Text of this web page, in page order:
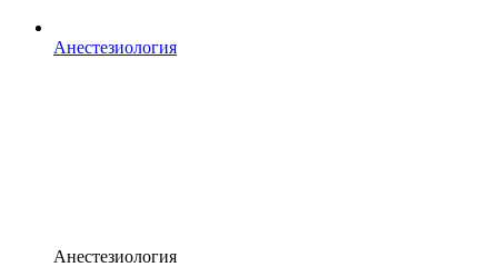
Анестезиология
Анестезиология